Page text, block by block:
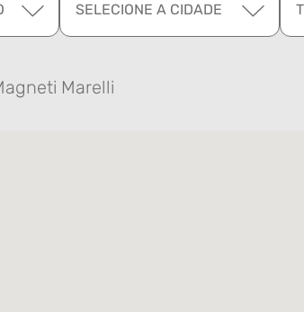
SELECIONE A CIDADE
Marelli